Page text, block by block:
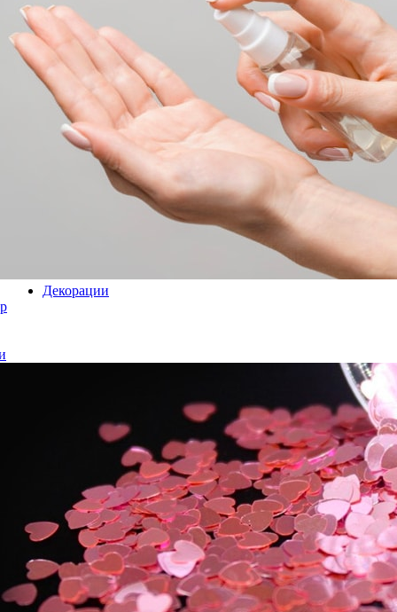
Декорации